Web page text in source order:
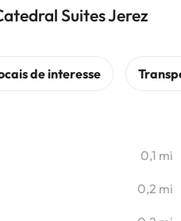
Suites Jerez
0,1 mi
0,2 mi